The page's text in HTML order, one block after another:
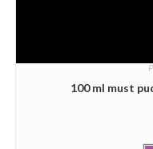
100 ml must